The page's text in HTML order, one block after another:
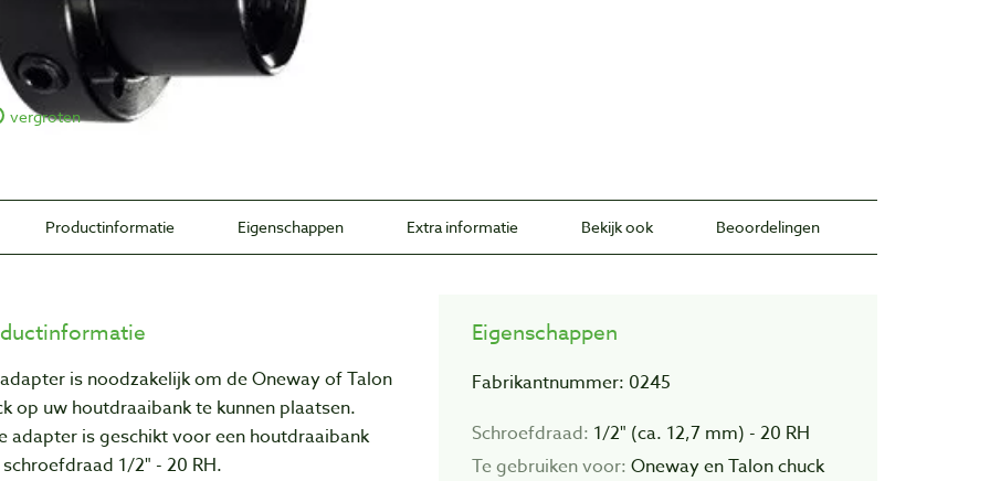
vergroten
Productinformatie Eigenschappen Extra informatie Bekijk ook Beoordelingen
adapter is noodzakelijk om de Oneway of Talon
op uw houtdraaibank te kunnen plaatsen.
adapter is geschikt voor een houtdraaibank
1/2" - 20 RH.
Eigenschappen
Fabrikantnummer: 0245
Schroefdraad: 1/2" (ca. 12,7 mm) - 20 RH
Te gebruiken voor: Oneway en Talon chuck